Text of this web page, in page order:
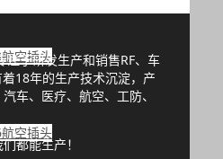
空插头
空插头
注于研发生产和销售RF、车
18年的生产技术沉淀，产
车、医疗、航空、工防、
都能生产！